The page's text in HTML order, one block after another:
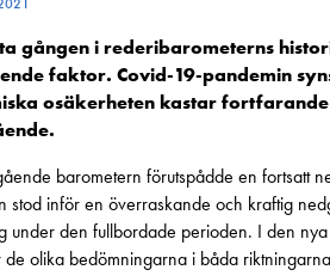
gången i rederibarometerns
faktor. Covid-19-pandemin
osäkerheten kastar
barometern förutspådde en fortsatt
stod inför en överraskande och kraftig
under den fullbordade perioden. I den
de olika bedömningarna i båda